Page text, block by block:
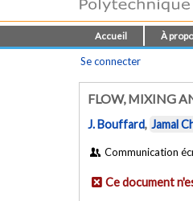
Accueil À
Se connecter
FLOW, MIXING
J. Bouffard, Jamal
Communication
Ce document